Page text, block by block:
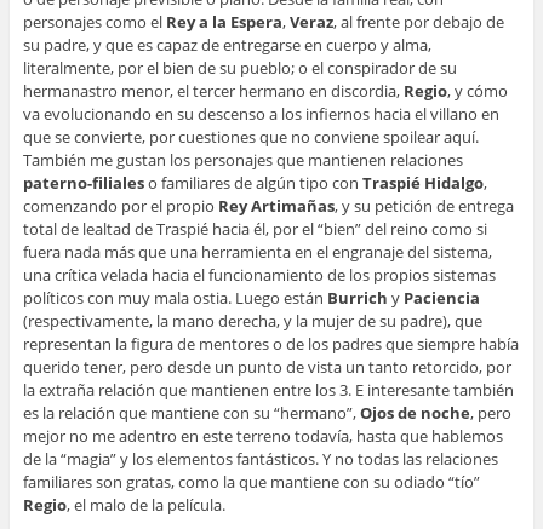
personajes como el Rey a la Espera,Veraz, al frente por debajo de
su padre, y que es capaz de entregarse en cuerpo y alma,
literalmente, por el bien de su pueblo; o el conspirador de su
hermanastro menor, el tercer hermano en discordia, Regio, y cómo
va evolucionando en su descenso a los infiernos hacia el villano en
que se convierte, por cuestiones que no conviene spoilear aquí.
También me gustan los personajes que mantienen relaciones
paterno-filialeso familiares de algún tipo con Traspié Hidalgo,
comenzando por el propio Rey Artimañas, y su petición de entrega
total de lealtad de Traspié hacia él, por el “bien” del reino como si
fuera nada más que una herramienta en el engranaje del sistema,
una crítica velada hacia el funcionamiento de los propios sistemas
políticos con muy mala ostia. Luego están Burrich y Paciencia
(respectivamente, la mano derecha, y la mujer de su padre), que
representan la figura de mentores o de los padres que siempre había
querido tener, pero desde un punto de vista un tanto retorcido, por
la extraña relación que mantienen entre los 3. E interesante también
es la relación que mantiene con su “hermano”,Ojos de noche, pero
mejor no me adentro en este terreno todavía, hasta que hablemos
de la “magia” y los elementos fantásticos. Y no todas las relaciones
familiares son gratas, como la que mantiene con su odiado “tío”
Regio, el malo de la película.